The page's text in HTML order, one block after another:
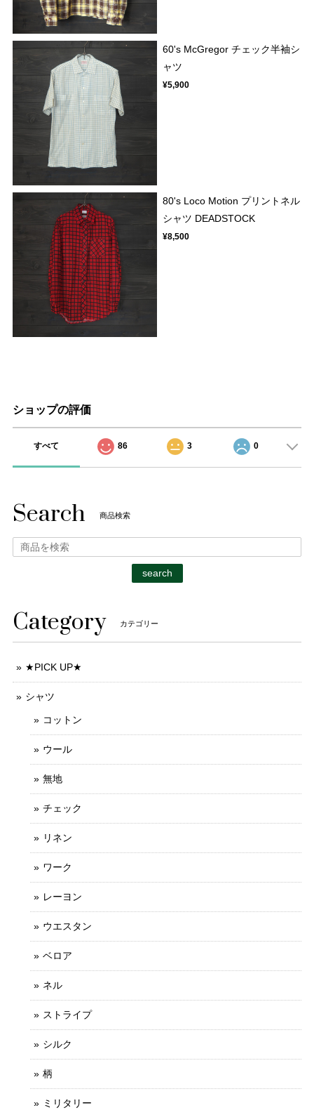
60's McGregor チェック半袖シ
ャツ
¥5,900
80's Loco Motion プリントネル
シャツ DEADSTOCK
¥8,500
ショップの評価
すべて 86 3 0
Search 商品検索
search
Category カテゴリー
★PICK UP★
シャツ
コットン
ウール
無地
チェック
リネン
ワーク
レーヨン
ウエスタン
ベロア
ネル
ストライプ
シルク
柄
ミリタリー